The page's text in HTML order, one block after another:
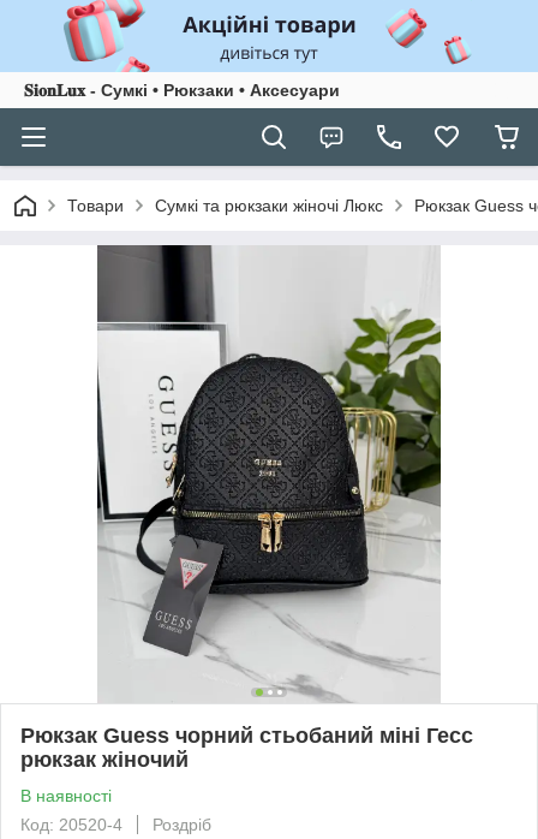
𝐒𝐢𝐨𝐧𝐋𝐮𝐱 - Сумкі • Рюкзаки • Аксесуари
Товари Сумкі та рюкзаки жіночі Люкс Рюкзак Guess
Рюкзак Guess чорний стьобаний міні Гесс
рюкзак жіночий
В наявності
Код: 20520-4
Роздріб